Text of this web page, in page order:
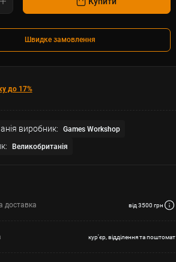
Швидке замовлення
до 17%
виробник: Games Workshop
Великобританія
доставка від 3500 грн
кур'єр, відділення та поштомат